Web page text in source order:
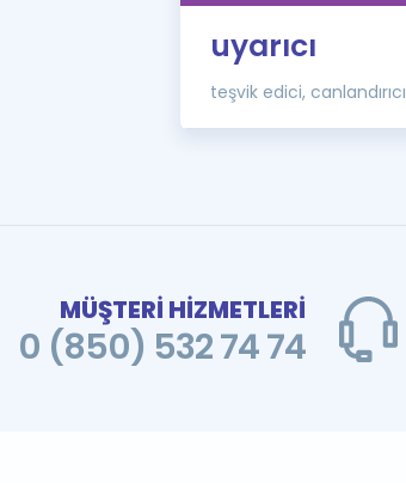
uyarıcı
teşvik edici, canlandırıcı
MÜŞTERİ HİZMETLERİ
0 (850) 532 74 74